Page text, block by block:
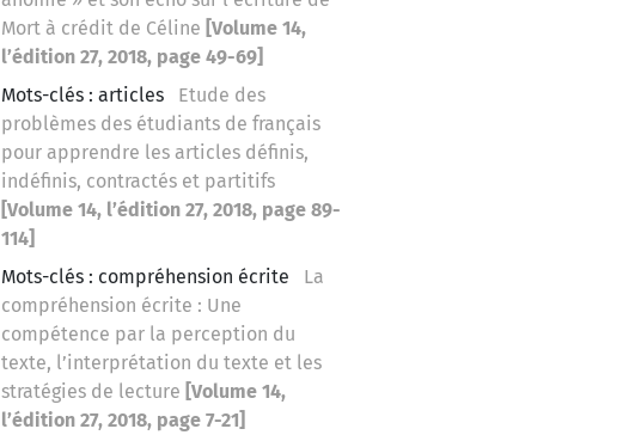
Mort à crédit de Céline [Volume 14,
l’édition 27, 2018, page 49-69]
Mots-clés : articles
Etude des
problèmes des étudiants de français
pour apprendre les articles définis,
indéfinis, contractés et partitifs
[Volume 14, l’édition 27, 2018, page 89-
114]
Mots-clés : compréhension écrite
La
compréhension écrite : Une
compétence par la perception du
texte, l’interprétation du texte et les
stratégies de lecture [Volume 14,
l’édition 27, 2018, page 7-21]